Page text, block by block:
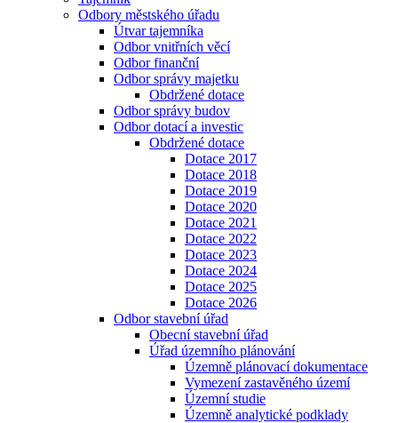
Odbory městského úřadu
Útvar tajemníka
Odbor vnitřních věcí
Odbor finanční
Odbor správy majetku
Obdržené dotace
Odbor správy budov
Odbor dotací a investic
Obdržené dotace
Dotace 2017
Dotace 2018
Dotace 2019
Dotace 2020
Dotace 2021
Dotace 2022
Dotace 2023
Dotace 2024
Dotace 2025
Dotace 2026
Odbor stavební úřad
Obecní stavební úřad
Úřad územního plánování
Územně plánovací dokumentace
Vymezení zastavěného území
Územní studie
Územně analytické podklady